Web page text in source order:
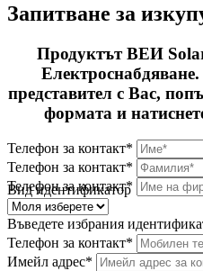
Запитване за
Продуктът ВЕИ
представител с Вас,
формата и
Телефон за контакт*
Телефон за контакт*
Телефон за контакт*
Вид идентификатор
Въведете избрания
Телефон за контакт*
Имейл адрес*